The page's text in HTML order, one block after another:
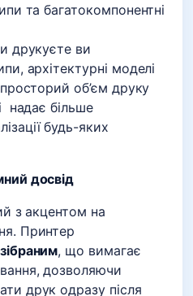
та багатокомпонентні
друкуєте ви
архітектурні моделі
об’єм друку
надає більше
будь-яких
досвід
з акцентом на
Принтер
, що вимагає
дозволяючи
друк одразу після